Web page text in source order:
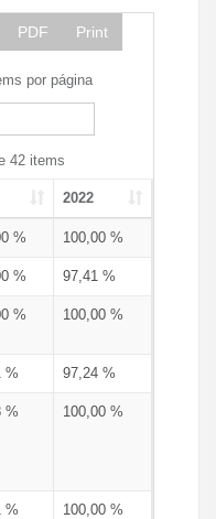
PDF Print
por página
42 items
2022
% 100,00 %
% 97,41 %
% 100,00 %
% 97,24 %
% 100,00 %
% 100,00 %